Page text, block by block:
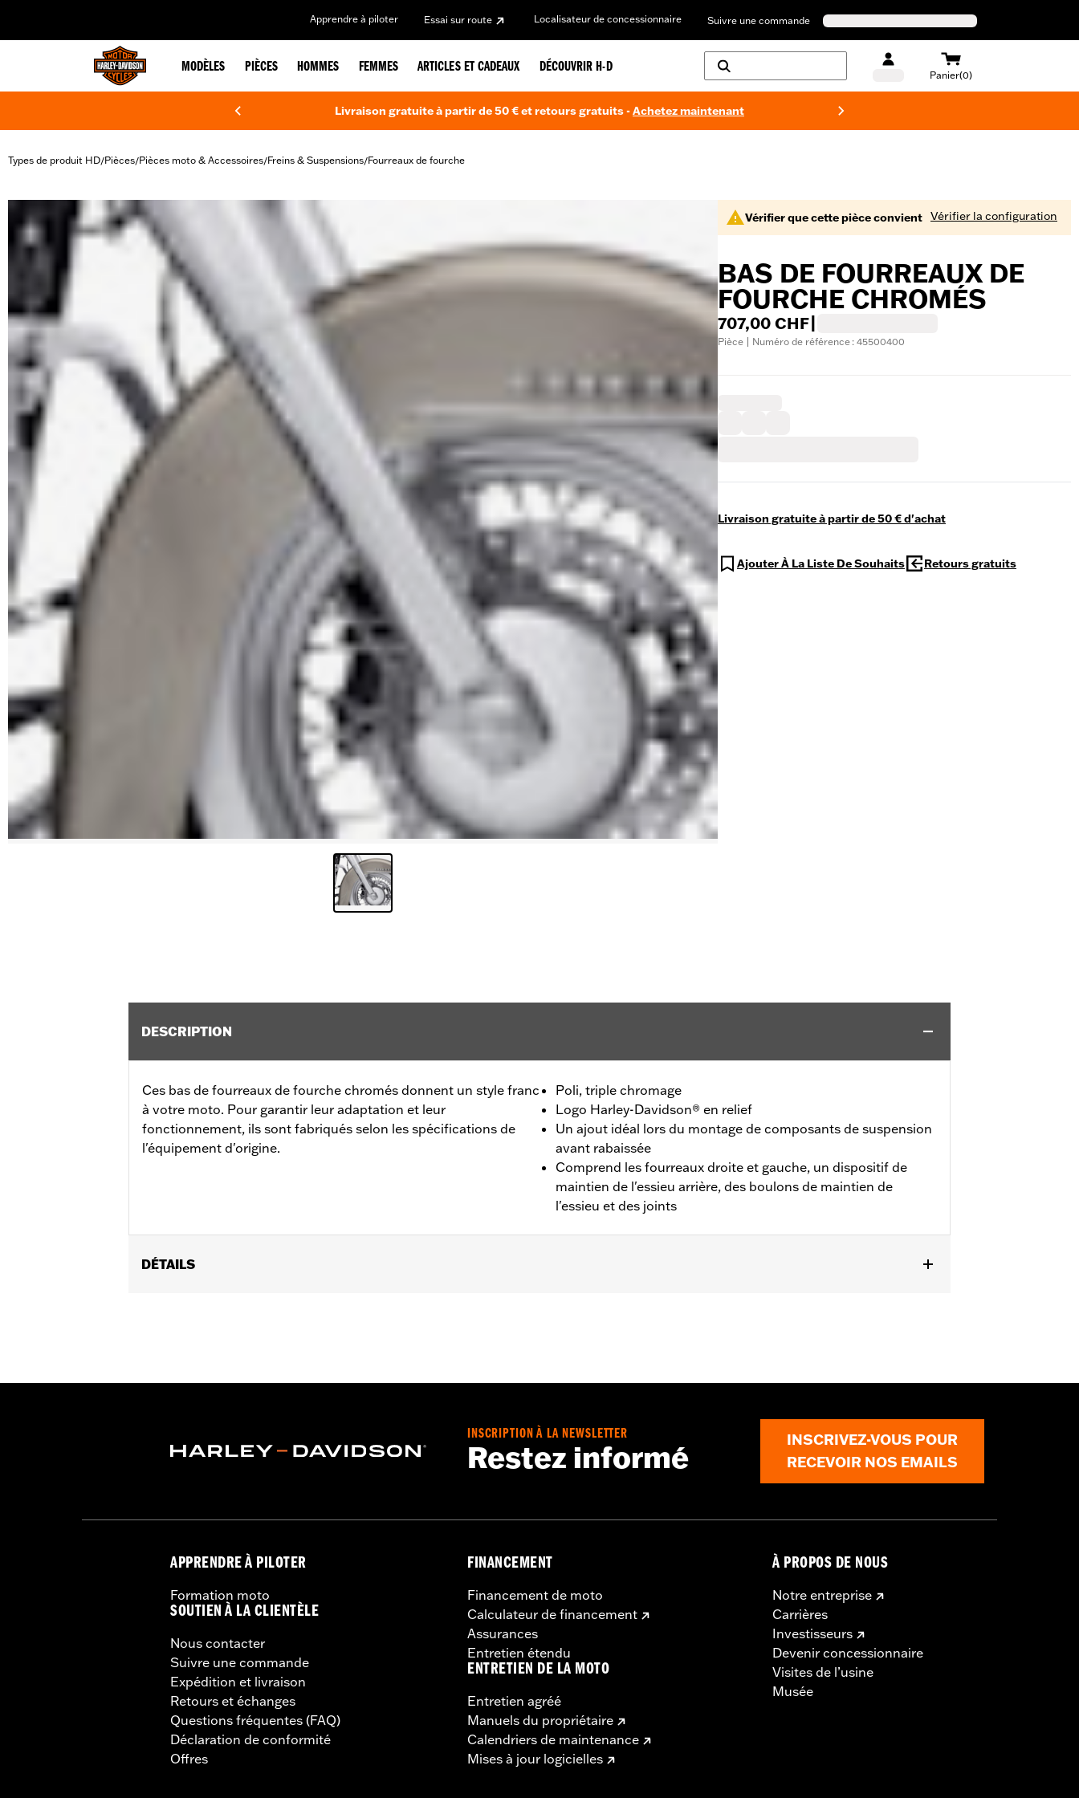
Apprendre à piloter Essai sur route Localisateur de concessionnaire Suivre une commande
MODÈLES PIÈCES HOMMES FEMMES ARTICLES ET CADEAUX DÉCOUVRIR H-D
Panier(0)
Livraison gratuite à partir de 50 € et retours gratuits -Achetez maintenant
Types de produit HD/Pièces/Pièces moto & Accessoires/Freins & Suspensions/Fourreaux de fourche
Vérifier que cette pièce convient Vérifier la configuration
BAS DE FOURREAUX DE
FOURCHE CHROMÉS
707,00 CHF
Pièce | Numéro de référence : 45500400
Livraison gratuite à partir de 50 € d'achat
Ajouter À La Liste De Souhaits Retours gratuits
DESCRIPTION
Ces bas de fourreaux de fourche chromés donnent un style franc
à votre moto. Pour garantir leur adaptation et leur
fonctionnement, ils sont fabriqués selon les spécifications de
l'équipement d'origine.
Poli, triple chromage
Logo Harley-Davidson® en relief
Un ajout idéal lors du montage de composants de suspension
avant rabaissée
Comprend les fourreaux droite et gauche, un dispositif de
maintien de l'essieu arrière, des boulons de maintien de
l'essieu et des joints
DÉTAILS
GARANTIE:1 year limited warranty – Go towww.h-d.com/warrantyfor full details
INSCRIPTION À LA NEWSLETTER
Restez informé
INSCRIVEZ-VOUS POUR
RECEVOIR NOS EMAILS
APPRENDRE À PILOTER
Formation moto
SOUTIEN À LA CLIENTÈLE
Nous contacter
Suivre une commande
Expédition et livraison
Retours et échanges
Questions fréquentes (FAQ)
Déclaration de conformité
Offres
FINANCEMENT
Financement de moto
Calculateur de financement
Assurances
Entretien étendu
ENTRETIEN DE LA MOTO
Entretien agréé
Manuels du propriétaire
Calendriers de maintenance
Mises à jour logicielles
À PROPOS DE NOUS
Notre entreprise
Carrières
Investisseurs
Devenir concessionnaire
Visites de l’usine
Musée